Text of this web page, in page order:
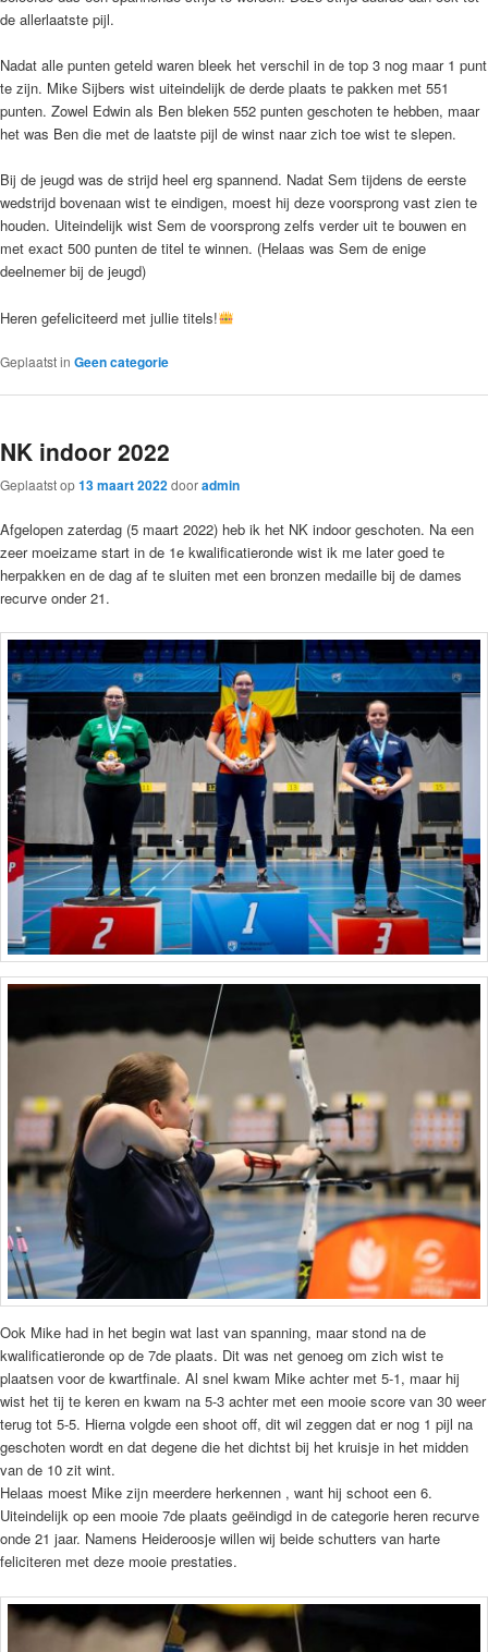
de allerlaatste pijl.
Nadat alle punten geteld waren bleek het verschil in de top 3 nog maar 1 punt
te zijn. Mike Sijbers wist uiteindelijk de derde plaats te pakken met 551
punten. Zowel Edwin als Ben bleken 552 punten geschoten te hebben, maar
het was Ben die met de laatste pijl de winst naar zich toe wist te slepen.
Bij de jeugd was de strijd heel erg spannend. Nadat Sem tijdens de eerste
wedstrijd bovenaan wist te eindigen, moest hij deze voorsprong vast zien te
houden. Uiteindelijk wist Sem de voorsprong zelfs verder uit te bouwen en
met exact 500 punten de titel te winnen. (Helaas was Sem de enige
deelnemer bij de jeugd)
Heren gefeliciteerd met jullie titels!
Geplaatst in Geen categorie
NK indoor 2022
Geplaatst op13 maart 2022dooradmin
Afgelopen zaterdag (5 maart 2022) heb ik het NK indoor geschoten. Na een
zeer moeizame start in de 1e kwalificatieronde wist ik me later goed te
herpakken en de dag af te sluiten met een bronzen medaille bij de dames
recurve onder 21.
Ook Mike had in het begin wat last van spanning, maar stond na de
kwalificatieronde op de 7de plaats. Dit was net genoeg om zich wist te
plaatsen voor de kwartfinale. Al snel kwam Mike achter met 5-1, maar hij
wist het tij te keren en kwam na 5-3 achter met een mooie score van 30 weer
terug tot 5-5. Hierna volgde een shoot off, dit wil zeggen dat er nog 1 pijl na
geschoten wordt en dat degene die het dichtst bij het kruisje in het midden
van de 10 zit wint.
Helaas moest Mike zijn meerdere herkennen , want hij schoot een 6.
Uiteindelijk op een mooie 7de plaats geëindigd in de categorie heren recurve
onde 21 jaar. Namens Heideroosje willen wij beide schutters van harte
feliciteren met deze mooie prestaties.